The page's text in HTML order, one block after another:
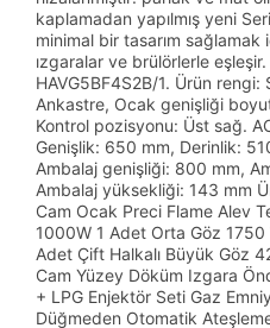
kaplamadan yapılmış yeni
minimal bir tasarım
ızgaralar ve brülörlerle
HAVG5BF4S2B/1. Ürün rengi:
Ankastre, Ocak genişliği
Kontrol pozisyonu: Üst sağ.
Genişlik: 650 mm, Derinlik:
Ambalaj genişliği: 800 mm,
Ambalaj yüksekliği: 143 mm
Cam Ocak Preci Flame Alev
1000W 1 Adet Orta Göz
Adet Çift Halkalı Büyük Göz
Cam Yüzey Döküm Izgara
+ LPG Enjektör Seti Gaz
Düğmeden Otomatik